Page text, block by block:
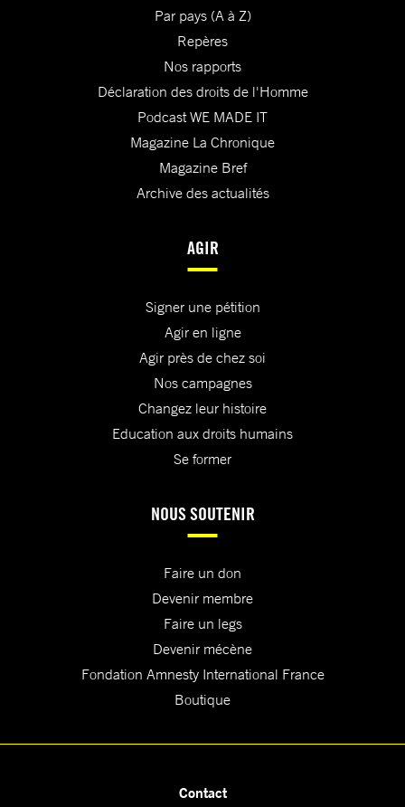
Par pays (A à Z)
Repères
Nos rapports
Déclaration des droits de l'Homme
Podcast WE MADE IT
Magazine La Chronique
Magazine Bref
Archive des actualités
AGIR
Signer une pétition
Agir en ligne
Agir près de chez soi
Nos campagnes
Changez leur histoire
Education aux droits humains
Se former
NOUS SOUTENIR
Faire un don
Devenir membre
Faire un legs
Devenir mécène
Fondation Amnesty International France
Boutique
Contact